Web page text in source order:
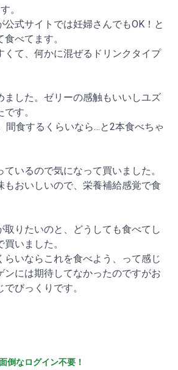
。
式サイトでは妊婦さんでもOK！と
べてます。
くて、何かに混ぜるドリンクタイプ
ました。ゼリーの感触もいいしユズ
す。
間食するくらいなら…と2本食べちゃ
いるので気になって買いました。
もおいしいので、栄養補給感覚で食
取りたいのと、どうしても食べてし
いました。
らいならこれを食べよう、って感じ
ンには期待してなかったのですがお
びっくりです。
倒なログイン不要！